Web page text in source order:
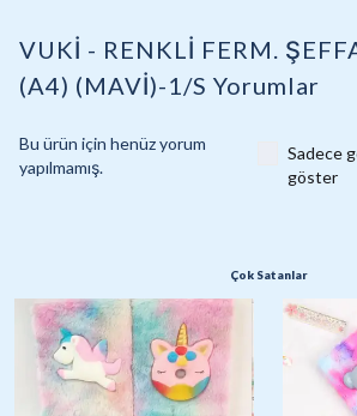
VUKİ - RENKLİ FERM.
(A4) (MAVİ)-1/S Yorumlar
Bu ürün için henüz yorum
yapılmamış.
Sadece
göster
Çok Satanlar